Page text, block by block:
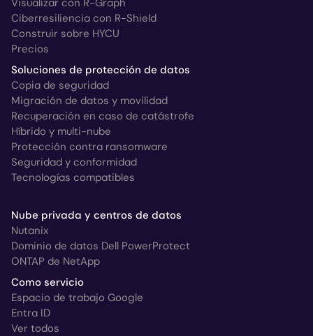
Ciberresiliencia con R-Shield
Construir sobre HYCU
Precios
Soluciones de protección de datos
Copia de seguridad
Migración de datos y movilidad
Recuperación en caso de catástrofe
Híbrido y multi-nube
Protección contra ransomware
Seguridad y conformidad
Tecnologías compatibles
Nube privada y centros de datos
Nutanix
Dominio de datos Dell PowerProtect
ONTAP de NetApp
Como servicio
Espacio de trabajo Google
Entra ID
Ver todos